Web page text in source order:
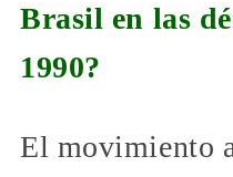
Brasil en las
1990?
El movimiento